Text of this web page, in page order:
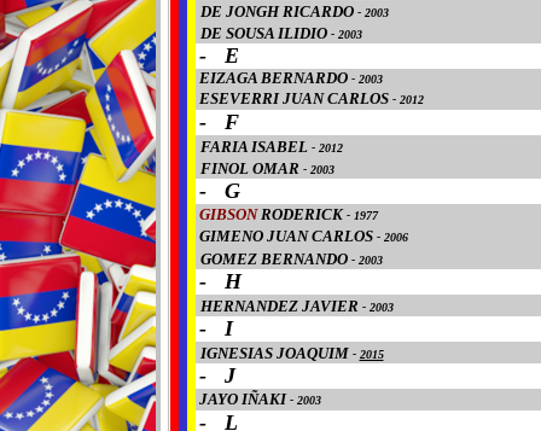
DE JONGH RICARDO- 2003
DE SOUSA ILIDIO- 2003
- E
EIZAGA BERNARDO- 2003
ESEVERRI JUAN CARLOS- 2012
- F
FARIA ISABEL- 2012
FINOL OMAR - 2003
- G
GIBSONRODERICK - 1977
GIMENO JUAN CARLOS- 2006
GOMEZ BERNANDO- 2003
- H
HERNANDEZ JAVIER - 2003
- I
IGNESIAS JOAQUIM - 2015
- J
JAYO IÑAKI - 2003
- L